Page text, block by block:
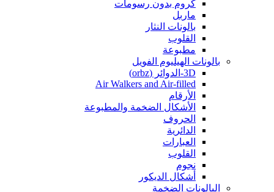
كروم بدون رسومات
ماربل
بالونات النثار
القلوب
مطبوعة
بالونات الهيليوم الفويل
3D-الدوائر (orbz)
Air Walkers and Air-filled
الأرقام
الأشكال الضخمة والمطبوعة
الحروف
الدائرية
العبارات
القلوب
نجوم
أشكال الديكور
البالونات الضخمة